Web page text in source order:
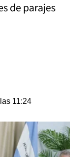
de parajes
11:24